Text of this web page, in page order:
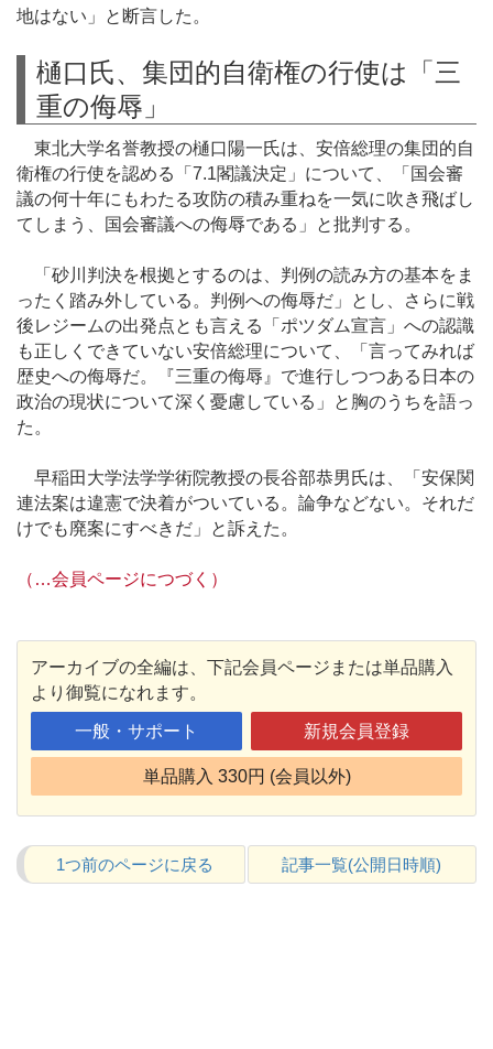
地はない」と断言した。
樋口氏、集団的自衛権の行使は「三
重の侮辱」
東北大学名誉教授の樋口陽一氏は、安倍総理の集団的自
衛権の行使を認める「7.1閣議決定」について、「国会審
議の何十年にもわたる攻防の積み重ねを一気に吹き飛ばし
てしまう、国会審議への侮辱である」と批判する。
「砂川判決を根拠とするのは、判例の読み方の基本をま
ったく踏み外している。判例への侮辱だ」とし、さらに戦
後レジームの出発点とも言える「ポツダム宣言」への認識
も正しくできていない安倍総理について、「言ってみれば
歴史への侮辱だ。『三重の侮辱』で進行しつつある日本の
政治の現状について深く憂慮している」と胸のうちを語っ
た。
早稲田大学法学学術院教授の長谷部恭男氏は、「安保関
連法案は違憲で決着がついている。論争などない。それだ
けでも廃案にすべきだ」と訴えた。
（…会員ページにつづく）
アーカイブの全編は、下記会員ページまたは単品購入
より御覧になれます。
一般・サポート 新規会員登録
単品購入 330円 (会員以外)
1つ前のページに戻る 記事一覧(公開日時順)